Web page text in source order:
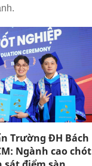
Trường ĐH Bách
Ngành cao chót